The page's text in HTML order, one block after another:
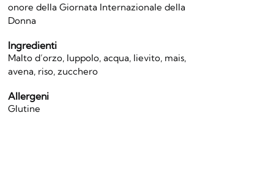
onore della Giornata Internazionale della
Donna
Ingredienti
Malto d’orzo, luppolo, acqua, lievito, mais,
avena, riso, zucchero
Allergeni
Glutine